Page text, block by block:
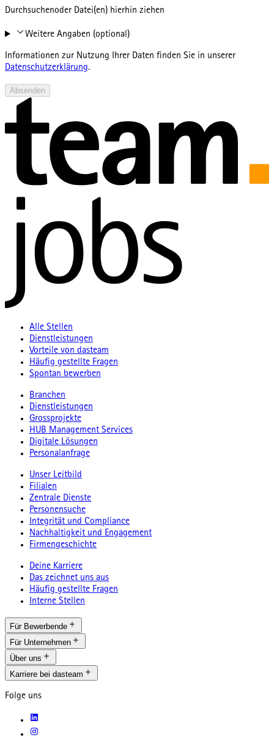
Durchsuchenoder Datei(en) hierhin ziehen
Weitere Angaben (optional)
Informationen zur Nutzung Ihrer Daten finden Sie in unserer
Datenschutzerklärung.
Absenden
Alle Stellen
Dienstleistungen
Vorteile von dasteam
Häufig gestellte Fragen
Spontan bewerben
Branchen
Dienstleistungen
Grossprojekte
HUB Management Services
Digitale Lösungen
Personalanfrage
Unser Leitbild
Filialen
Zentrale Dienste
Personensuche
Integrität und Compliance
Nachhaltigkeit und Engagement
Firmengeschichte
Deine Karriere
Das zeichnet uns aus
Häufig gestellte Fragen
Interne Stellen
Für Bewerbende
Für Unternehmen
Über uns
Karriere bei dasteam
Folge uns